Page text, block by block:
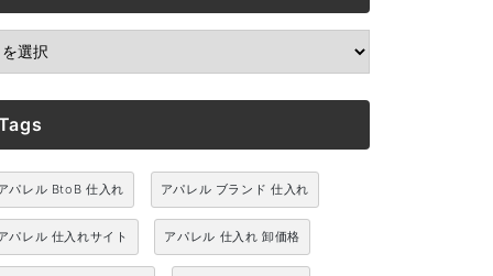
パレル BtoB 仕入れ アパレル ブランド 仕入れ
パレル 仕入れサイト アパレル 仕入れ 卸価格